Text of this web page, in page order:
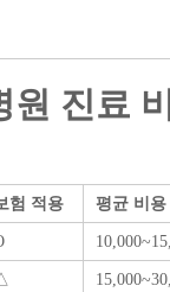
원 진료
험 적용 평균 비